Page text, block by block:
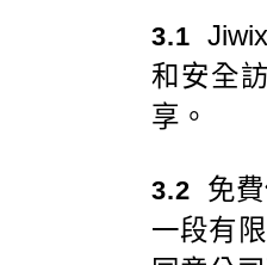
3.1
和安全
享。
3.2 免
一段有